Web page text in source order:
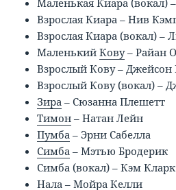
Взрослая Киара – Нив
Взрослая Киара (вокал) –
МаленькийКову– Райан
Взрослый Кову – Джейсон
Взрослый Кову (вокал) –
Зира – Сюзанна Плешетт
Тимон – Натан Лейн
Пумба – Эрни Сабелла
Симба – Мэтью Бродерик
Симба (вокал) – Кэм Кларк
Нала – Мойра Келли